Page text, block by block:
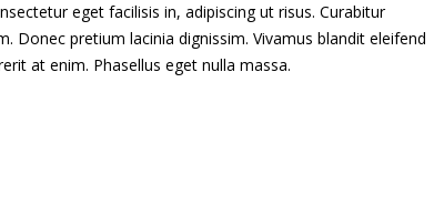
eget facilisis in, adipiscing ut risus. Curabitur
Donec pretium lacinia dignissim. Vivamus blandit eleifend
at enim. Phasellus eget nulla massa.